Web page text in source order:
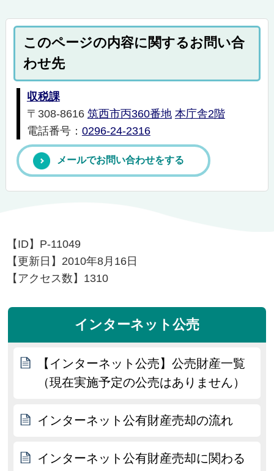
このページの内容に関するお問い合
わせ先
収税課
〒308-8616 筑西市丙360番地 本庁舎2階
電話番号： 0296-24-2316
メールでお問い合わせをする
【ID】 P-11049
【更新日】 2010年8月16日
【アクセス数】 1310
インターネット公売
【インターネット公売】公売財産一覧
（現在実施予定の公売はありません）
インターネット公有財産売却の流れ
インターネット公有財産売却に関わる